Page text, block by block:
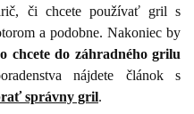
či chcete používať gril s
a podobne. Nakoniec by
chcete do záhradného grilu
nájdete článok s
správny gril.